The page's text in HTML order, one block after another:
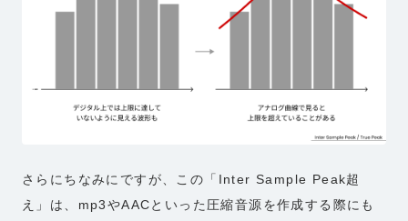
さらにちなみにですが、この「Inter Sample Peak超
え」は、mp3やAACといった圧縮音源を作成する際にも